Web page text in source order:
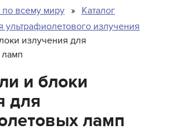
всему миру
Каталог
ультрафиолетового излучения
излучения для
и блоки
для
ламп